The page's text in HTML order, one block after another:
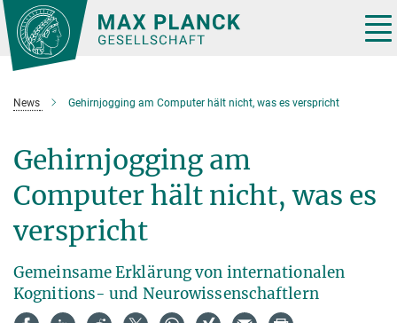
Hauptinhalt
News Gehirnjogging am Computer hält nicht, was es verspricht
Gehirnjogging am
Computer hält nicht, was es
verspricht
Gemeinsame Erklärung von internationalen
Kognitions- und Neurowissenschaftlern